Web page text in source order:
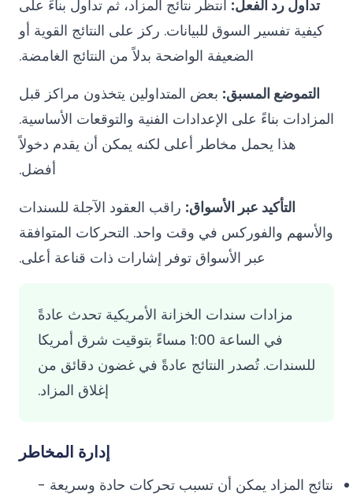
تداول رد الفعل: انتظر نتائج المزاد، ثم تداول بناءً على
كيفية تفسير السوق للبيانات. ركز على النتائج القوية أو
الضعيفة الواضحة بدلاً من النتائج الغامضة.
التموضع المسبق: بعض المتداولين يتخذون مراكز قبل
المزادات بناءً على الإعدادات الفنية والتوقعات الأساسية.
هذا يحمل مخاطر أعلى لكنه يمكن أن يقدم دخولاً
أفضل.
التأكيد عبر الأسواق: راقب العقود الآجلة للسندات
والأسهم والفوركس في وقت واحد. التحركات المتوافقة
عبر الأسواق توفر إشارات ذات قناعة أعلى.
مزادات سندات الخزانة الأمريكية تحدث عادةً
في الساعة 1:00 مساءً بتوقيت شرق أمريكا
للسندات. تُصدر النتائج عادةً في غضون دقائق من
إغلاق المزاد.
إدارة المخاطر
نتائج المزاد يمكن أن تسبب تحركات حادة وسريعة -